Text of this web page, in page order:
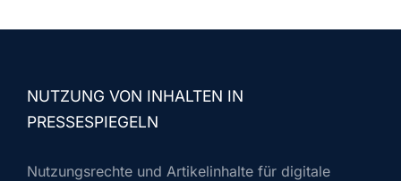
NUTZUNG VON INHALTEN IN
PRESSESPIEGELN
Nutzungsrechte und Artikelinhalte für digitale